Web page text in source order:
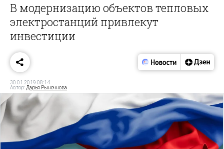
В модернизацию объектов тепловых
электростанций привлекут
инвестиции
30.01.2019 08:14
Автор: Дарья Рыночнова